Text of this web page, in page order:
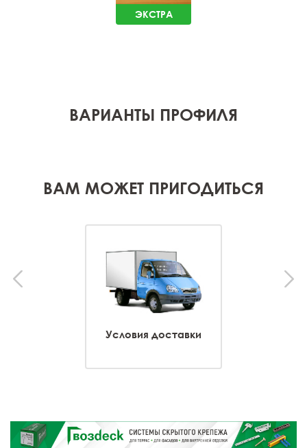
ЭКСТРА
ВАРИАНТЫ ПРОФИЛЯ
ВАМ МОЖЕТ ПРИГОДИТЬСЯ
Условия доставки